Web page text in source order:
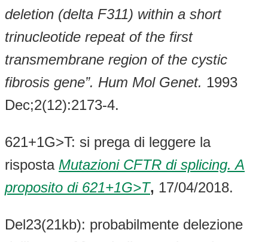
deletion (delta F311) within a short
trinucleotide repeat of the first
transmembrane region of the cystic
fibrosis gene”. Hum Mol Genet. 1993
Dec;2(12):2173-4.
621+1G>T: si prega di leggere la
risposta Mutazioni CFTR di splicing. A
proposito di 621+1G>T, 17/04/2018.
Del23(21kb): probabilmente delezione